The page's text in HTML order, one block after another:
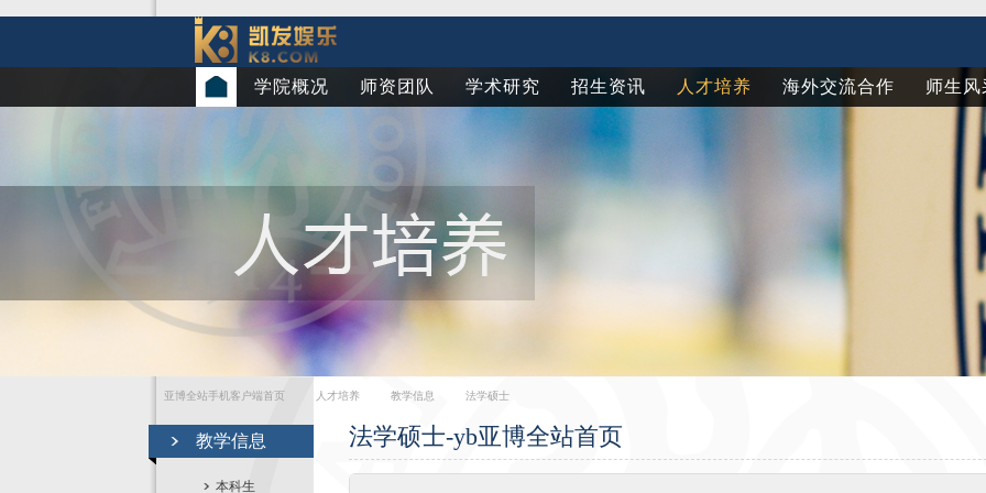
学院概况 师资团队 学术研究 招生资讯 人才培养 海外交流合作 师生风
亚博全站手机客户端首页 人才培养 教学信息 法学硕士
教学信息
本科生
法学硕士-yb亚博全站首页